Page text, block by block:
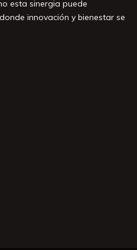
esta sinergia puede
innovación y bienestar se